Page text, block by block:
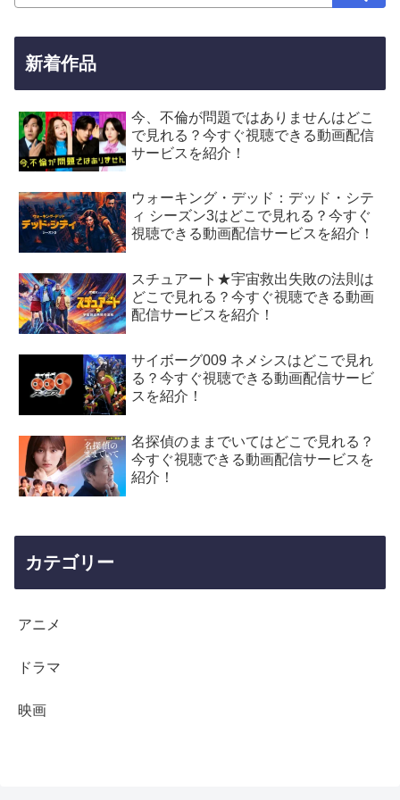
新着作品
今、不倫が問題ではありませんはどこ
で見れる？今すぐ視聴できる動画配信
サービスを紹介！
ウォーキング・デッド：デッド・シテ
ィ シーズン3はどこで見れる？今すぐ
視聴できる動画配信サービスを紹介！
スチュアート★宇宙救出失敗の法則は
どこで見れる？今すぐ視聴できる動画
配信サービスを紹介！
サイボーグ009 ネメシスはどこで見れ
る？今すぐ視聴できる動画配信サービ
スを紹介！
名探偵のままでいてはどこで見れる？
今すぐ視聴できる動画配信サービスを
紹介！
カテゴリー
アニメ
ドラマ
映画